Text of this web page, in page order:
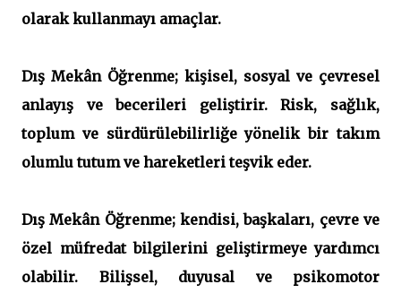
olarak kullanmayı amaçlar.
Dış Mekân Öğrenme; kişisel, sosyal ve çevresel
anlayış ve becerileri geliştirir. Risk, sağlık,
toplum ve sürdürülebilirliğe yönelik bir takım
olumlu tutum ve hareketleri teşvik eder.
Dış Mekân Öğrenme;kendisi, başkaları, çevre ve
özel müfredat bilgilerini geliştirmeye yardımcı
olabilir. Bilişsel, duyusal ve psikomotor